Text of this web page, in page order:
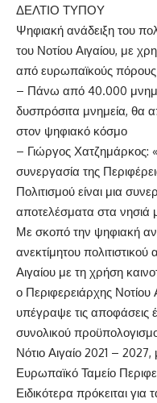
ΔΕΛΤΙΟ ΤΥΠΟΥ
Ψηφιακή ανάδειξη του π
του Νοτίου Αιγαίου, με
από ευρωπαϊκούς πόρους
– Πάνω από 40.000
δυσπρόσιτα μνημεία, θα
στον ψηφιακό κόσμο
– Γιώργος Χατζημάρκος: «
συνεργασία της
Πολιτισμού είναι μια
αποτελέσματα στα νησιά
Με σκοπό την ψηφιακή αν
ανεκτίμητου πολιτιστικού
Αιγαίου με τη χρήση
ο Περιφερειάρχης Νοτίου
υπέγραψε τις αποφάσεις
συνολικού
Νότιο Αιγαίο 2021 – 2027,
Ευρωπαϊκό Ταμείο
Ειδικότερα πρόκειται για